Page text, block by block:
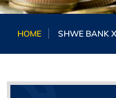
HOME SHWE BANK